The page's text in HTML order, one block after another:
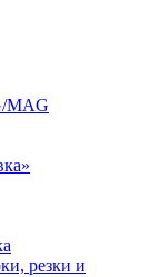
MAG
резки и